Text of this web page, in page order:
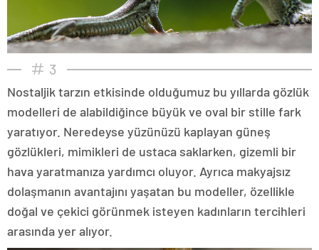
3
Nostaljik tarzın etkisinde olduğumuz bu yıllarda gözlük
modelleri de alabildiğince büyük ve oval bir stille fark
yaratıyor. Neredeyse yüzünüzü kaplayan güneş
gözlükleri, mimikleri de ustaca saklarken, gizemli bir
hava yaratmanıza yardımcı oluyor. Ayrıca makyajsız
dolaşmanın avantajını yaşatan bu modeller, özellikle
doğal ve çekici görünmek isteyen kadınların tercihleri
arasında yer alıyor.